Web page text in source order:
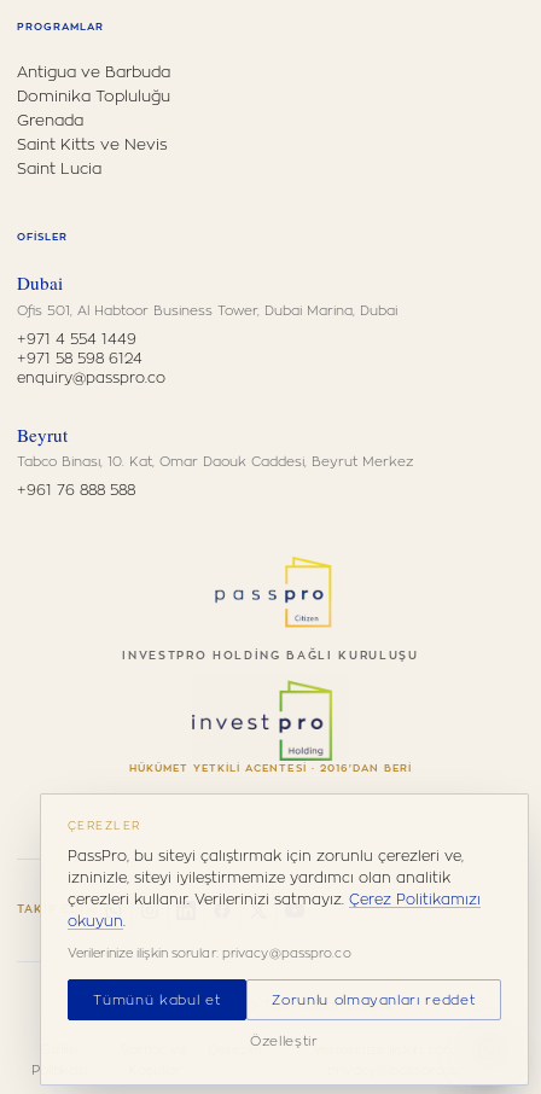
PROGRAMLAR
Antigua ve Barbuda
Dominika Topluluğu
Grenada
Saint Kitts ve Nevis
Saint Lucia
OFISLER
Dubai
Ofis 501, Al Habtoor Business Tower, Dubai Marina, Dubai
+971 4 554 1449
+971 58 598 6124
enquiry@passpro.co
Beyrut
Tabco Binası, 10. Kat, Omar Daouk Caddesi, Beyrut Merkez
+961 76 888 588
INVESTPRO HOLDING BAĞLI KURULUŞU
HÜKÜMET YETKILI ACENTESI · 2016'DAN BERI
TAKIP EDIN
© 2026 PassPro. Tüm hakları saklıdır.
Politikası
Çerezler
Verilerinize ilişkin sorular:
ÇEREZLER
PassPro, bu siteyi çalıştırmak için zorunlu çerezleri ve,
izninizle, siteyi iyileştirmemize yardımcı olan analitik
çerezleri kullanır. Verilerinizi satmayız. Çerez Politikamızı
okuyun
Verilerinize ilişkin sorular: privacy@passpro.co
Tümünü kabul et Zorunlu olmayanları reddet
Özelleştir